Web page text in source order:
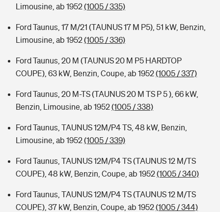
Limousine, ab 1952(1005 / 335)
Ford Taunus, 17 M/21 (TAUNUS 17 M P5), 51 kW, Benzin,
Limousine, ab 1952(1005 / 336)
Ford Taunus, 20 M (TAUNUS 20 M P5 HARDTOP
COUPE), 63 kW, Benzin, Coupe, ab 1952(1005 / 337)
Ford Taunus, 20 M-TS (TAUNUS 20 M TS P 5 ), 66 kW,
Benzin, Limousine, ab 1952(1005 / 338)
Ford Taunus, TAUNUS 12M/P4 TS, 48 kW, Benzin,
Limousine, ab 1952(1005 / 339)
Ford Taunus, TAUNUS 12M/P4 TS (TAUNUS 12 M/TS
COUPE), 48 kW, Benzin, Coupe, ab 1952(1005 / 340)
Ford Taunus, TAUNUS 12M/P4 TS (TAUNUS 12 M/TS
COUPE), 37 kW, Benzin, Coupe, ab 1952(1005 / 344)